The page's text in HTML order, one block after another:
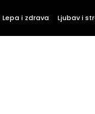
Lepa i zdrava Ljubav i